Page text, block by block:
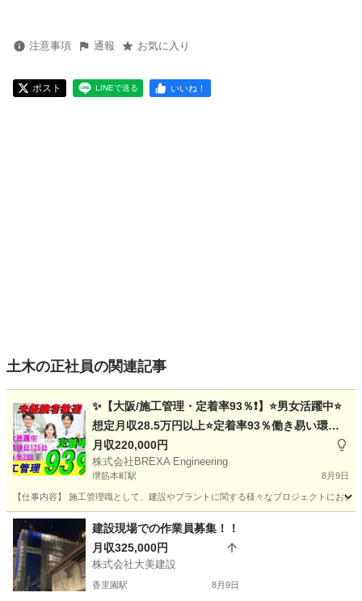
注意事項 通報 お気に入り
ポスト LINEで送る いいね！
土木の正社員の関連記事
✨【大阪/施工管理・定着率93％❗】⭐男女活躍中⭐
想定月収28.5万円以上⭐定着率93％働き易い環境
／未経験者積極採用◎選考１回⭐未経験者でも安心
サポート🔰/国家資格が取得できる‼️
月収220,000円
株式会社BREXA Engineering
堺筋本町駅 8月9日
【仕事内容】 施工管理職として、建設やプラントに関する様々なプロジェクトにお
大阪 大阪市 堺筋本町駅 施工管理 未経験
建設現場での作業員募集！！
月収325,000円
株式会社大美建設
香里園駅 8月9日